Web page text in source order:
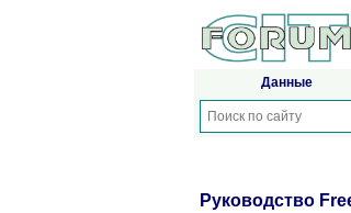
Данные
Руководство